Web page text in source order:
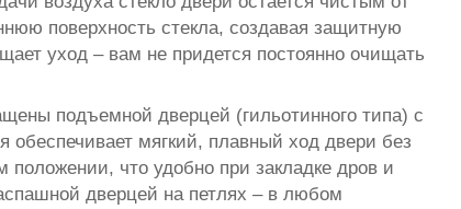
поверхность стекла, создавая защитную
уход – вам не придется постоянно очищать
подъемной дверцей (гильотинного типа) с
обеспечивает мягкий, плавный ход двери без
что удобно при закладке дров и
дверцей на петлях – в любом